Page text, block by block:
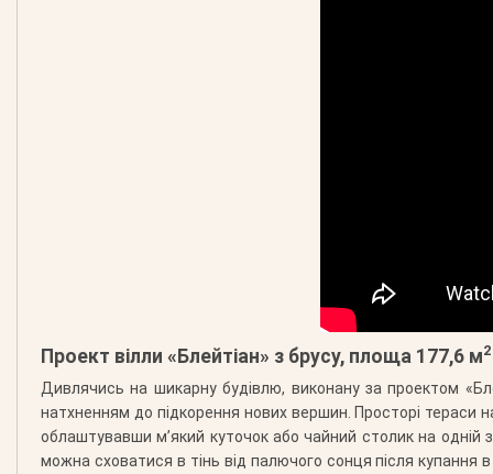
Проект вілли «Блейтіан» з брусу, площа 177,6 м2
Дивлячись на шикарну будівлю, виконану за проектом
натхненням до підкорення нових вершин. Просторі тераси
облаштувавши м’який куточок або чайний столик на одній
можна сховатися в тінь від палючого сонця після